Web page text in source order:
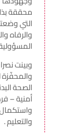
محققة
التي
والرفاه
وبينت
الصحة
أمنية –
واستكمال
والتعليم .